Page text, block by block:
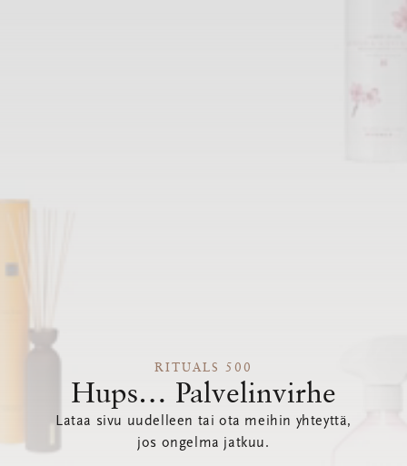
RITUALS 500
Hups… Palvelinvirhe
Lataa sivu uudelleen tai ota meihin yhteyttä,
jos ongelma jatkuu.